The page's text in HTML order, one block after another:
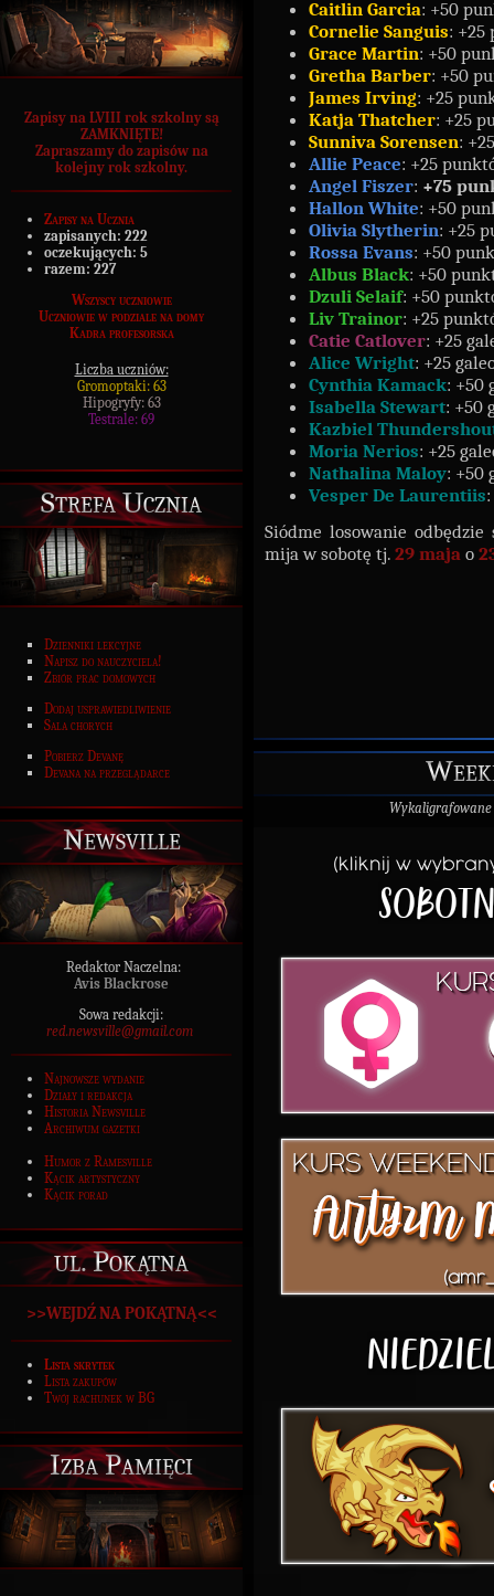
Zapisy na LVIII rok szkolny są
ZAMKNIĘTE!
Zapraszamy do zapisów na
kolejny rok szkolny.
Zapisy na Ucznia
zapisanych: 222
oczekujących: 5
razem: 227
Wszyscy uczniowie
Uczniowie w podziale na domy
Kadra profesorska
Liczba uczniów:
Gromoptaki: 63
Hipogryfy: 63
Testrale: 69
Strefa Ucznia
Dzienniki lekcyjne
Napisz do nauczyciela!
Zbiór prac domowych
Dodaj usprawiedliwienie
Sala chorych
Pobierz Devanę
Devana na przeglądarce
Newsville
Redaktor Naczelna:
Avis Blackrose
Sowa redakcji:
red.newsville@gmail.com
Najnowsze wydanie
Działy i redakcja
Historia Newsville
Archiwum gazetki
Humor z Ramesville
Kącik artystyczny
Kącik porad
ul. Pokątna
>>WEJDŹ NA POKĄTNĄ<<
Lista skrytek
Lista zakupów
Twój rachunek w BG
Izba Pamięci
Caitlin Garcia: +50
Cornelie Sanguis: +25
Grace Martin: +50
Gretha Barber: +50
James Irving: +25
Katja Thatcher: +25
Sunniva Sorensen:
Allie Peace: +25
Angel Fiszer: +75
Hallon White: +50
Olivia Slytherin: +25
Rossa Evans: +50
Albus Black: +50
Dzuli Selaif: +50
Liv Trainor: +25
Catie Catlover: +25
Alice Wright: +25
Cynthia Kamack: +50
Isabella Stewart: +50
Kazbiel
Moria Nerios: +25
Nathalina Maloy: +50
Vesper De Laurentiis
Siódme losowanie
mija w sobotę tj. 29 maja o